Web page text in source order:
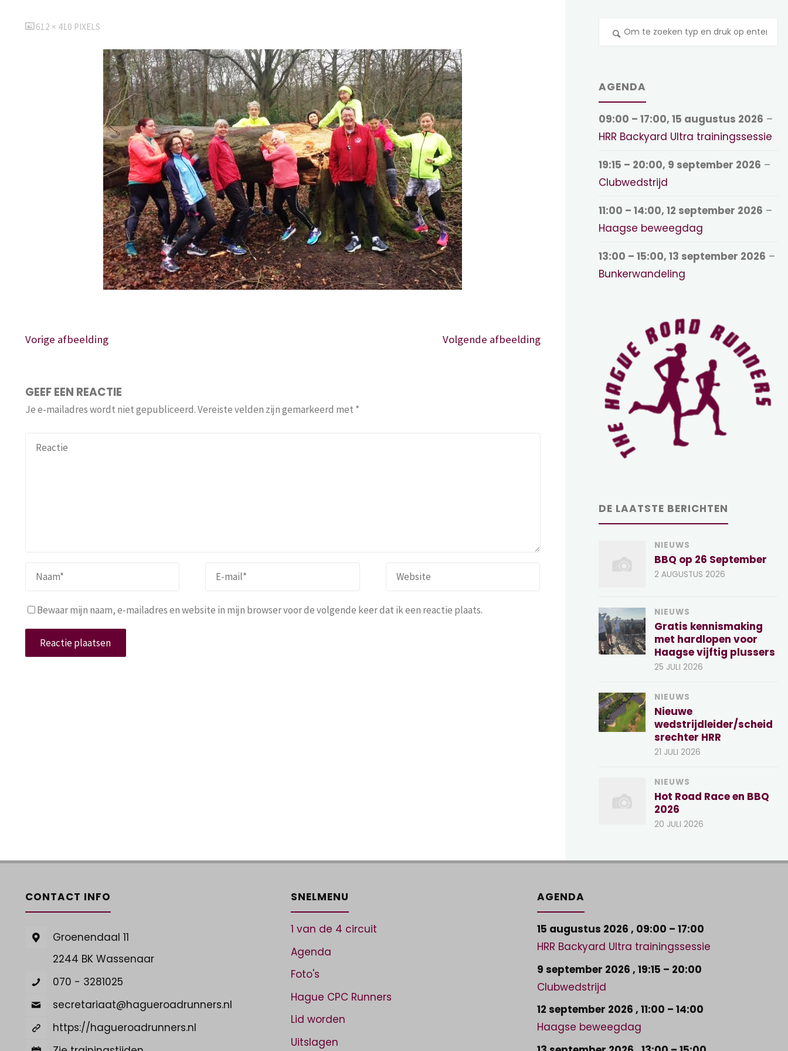
VOLLEDIGE
612 × 410 PIXELS
Vorige afbeelding Volgende afbeelding
GEEF EEN REACTIE
Je e-mailadres wordt niet gepubliceerd.Vereiste velden zijn gemarkeerd met *
Bewaar mijn naam, e-mailadres en website in mijn browser voor de volgende keer dat ik een reactie plaats.
AGENDA
09:00 – 17:00,15 augustus 2026 –
HRR Backyard Ultra trainingssessie
19:15 – 20:00, 9 september 2026 –
Clubwedstrijd
11:00 – 14:00,12 september 2026 –
Haagse beweegdag
13:00 – 15:00,13 september 2026 –
Bunkerwandeling
DE LAATSTE BERICHTEN
NIEUWS
BBQ op 26 September
2 AUGUSTUS 2026
NIEUWS
Gratis kennismaking
met hardlopen voor
Haagse vijftig plussers
25 JULI 2026
NIEUWS
Nieuwe
wedstrijdleider/scheid
srechter HRR
21 JULI 2026
NIEUWS
Hot Road Race en BBQ
2026
20 JULI 2026
CONTACT INFO
Groenendaal 11
2244 BK Wassenaar
070 - 3281025
secretariaat@hagueroadrunners.nl
https://hagueroadrunners.nl
SNELMENU
1 van de 4 circuit
Agenda
Foto's
Hague CPC Runners
Lid worden
Uitslagen
AGENDA
15 augustus 2026 , 09:00 – 17:00
HRR Backyard Ultra trainingssessie
9 september 2026 , 19:15 – 20:00
Clubwedstrijd
12 september 2026 , 11:00 – 14:00
Haagse beweegdag